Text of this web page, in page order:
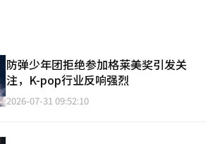
防弹少年团拒绝参加格莱美奖引发关
注，K-pop行业反响强烈
2026-07-31 09:52:10